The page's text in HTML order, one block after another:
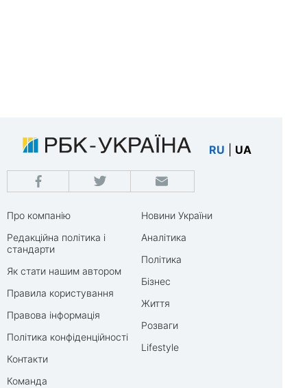
RU UA
Про компанію
Редакційна політика і
стандарти
Як стати нашим автором
Правила користування
Правова інформація
Політика конфіденційності
Контакти
Команда
Новини України
Аналітика
Політика
Бізнес
Життя
Розваги
Lifestyle